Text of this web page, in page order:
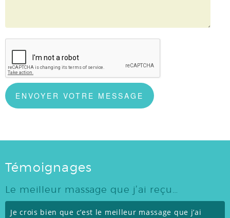
Témoignages
Le meilleur massage que j’ai reçu…
Je crois bien que c’est le meilleur massage que j’ai